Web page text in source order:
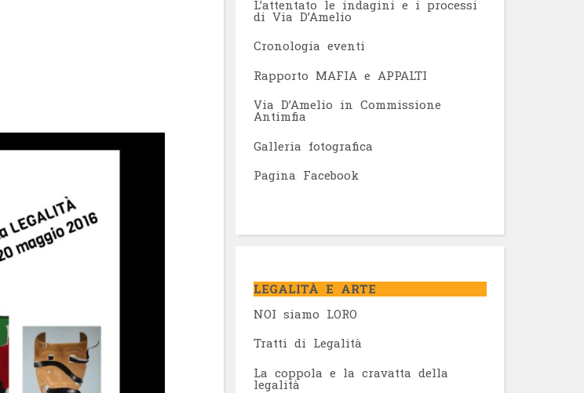
L’attentato le indagini e i processi
di Via D’Amelio
Cronologia eventi
Rapporto MAFIA e APPALTI
Via D’Amelio in Commissione
Antimfia
Galleria fotografica
Pagina Facebook
LEGALITÀ E ARTE
NOI siamo LORO
Tratti di Legalità
La coppola e la cravatta della
legalità